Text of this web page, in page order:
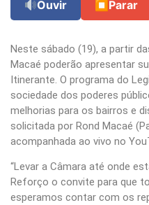
Ouvir ⏹ Parar
Neste sábado (19), a partir
Macaé poderão apresentar
Itinerante. O programa do
sociedade dos poderes
melhorias para os bairros e
solicitada por Rond Macaé
acompanhada ao vivo no
“Levar a Câmara até onde
Reforço o convite para que
esperamos contar com os